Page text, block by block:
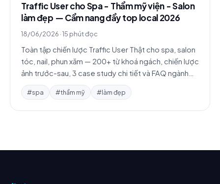
Traffic User cho Spa - Thẩm mỹ viện - Salon
làm đẹp — Cẩm nang đẩy top local 2026
18/06/2026 ·15 phút đọc
Toàn tập chiến lược Traffic User Thật cho spa, salon
tóc, nail, phun xăm — 200+ từ khoá ngách, chiến lược
ảnh trước-sau, 3 case study chi tiết và FAQ ngành
làm đẹp.
#spa #thẩm mỹ #làm đẹp